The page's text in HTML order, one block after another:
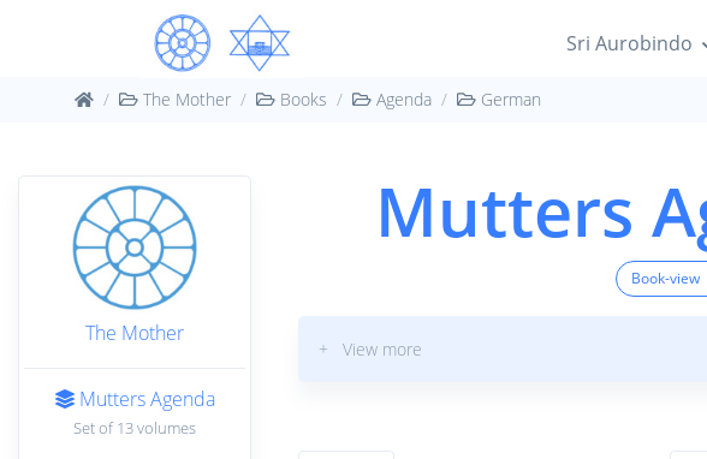
Sri Aurobindo
The Mother Books Agenda German
The Mother
Mutters Agenda
Set of 13 volumes
Mutters
Book-view
+ View more